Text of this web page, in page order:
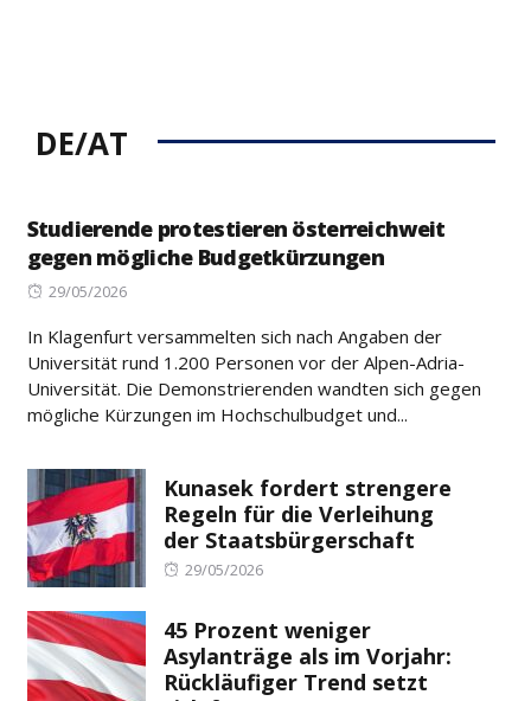
DE/AT
Studierende protestieren österreichweit
gegen mögliche Budgetkürzungen
Posted
29/05/2026
In Klagenfurt versammelten sich nach Angaben der
Universität rund 1.200 Personen vor der Alpen-Adria-
Universität. Die Demonstrierenden wandten sich gegen
mögliche Kürzungen im Hochschulbudget und...
Kunasek fordert strengere
Regeln für die Verleihung
der Staatsbürgerschaft
Posted
29/05/2026
45 Prozent weniger
Asylanträge als im Vorjahr:
Rückläufiger Trend setzt